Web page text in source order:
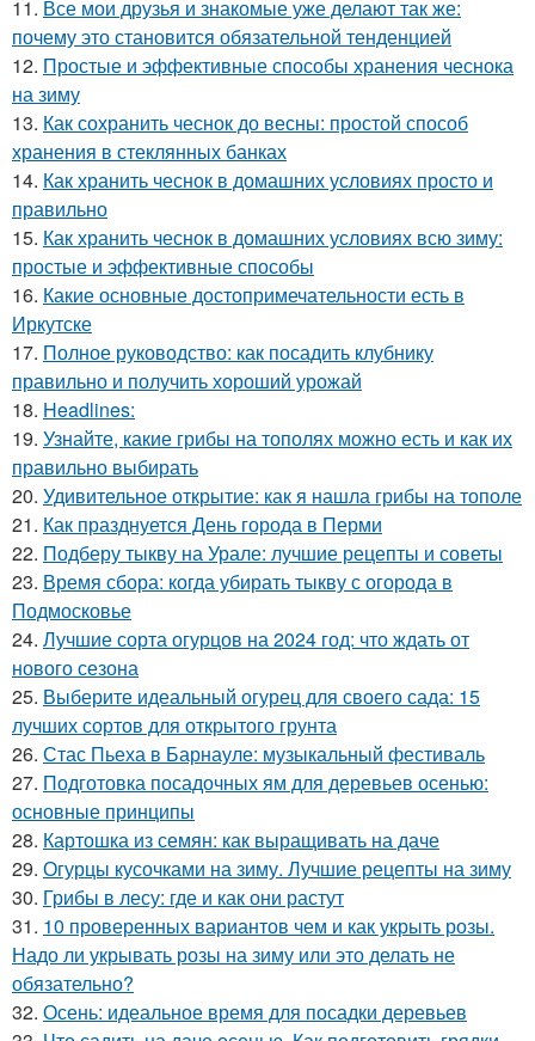
11. Все мои друзья и знакомые уже делают так же:
почему это становится обязательной тенденцией
12. Простые и эффективные способы хранения чеснока
на зиму
13. Как сохранить чеснок до весны: простой способ
хранения в стеклянных банках
14. Как хранить чеснок в домашних условиях просто и
правильно
15. Как хранить чеснок в домашних условиях всю зиму:
простые и эффективные способы
16. Какие основные достопримечательности есть в
Иркутске
17. Полное руководство: как посадить клубнику
правильно и получить хороший урожай
18. Headlines:
19. Узнайте, какие грибы на тополях можно есть и как их
правильно выбирать
20. Удивительное открытие: как я нашла грибы на тополе
21. Как празднуется День города в Перми
22. Подберу тыкву на Урале: лучшие рецепты и советы
23. Время сбора: когда убирать тыкву с огорода в
Подмосковье
24. Лучшие сорта огурцов на 2024 год: что ждать от
нового сезона
25. Выберите идеальный огурец для своего сада: 15
лучших сортов для открытого грунта
26. Стас Пьеха в Барнауле: музыкальный фестиваль
27. Подготовка посадочных ям для деревьев осенью:
основные принципы
28. Картошка из семян: как выращивать на даче
29. Огурцы кусочками на зиму. Лучшие рецепты на зиму
30. Грибы в лесу: где и как они растут
31. 10 проверенных вариантов чем и как укрыть розы.
Надо ли укрывать розы на зиму или это делать не
обязательно?
32. Осень: идеальное время для посадки деревьев